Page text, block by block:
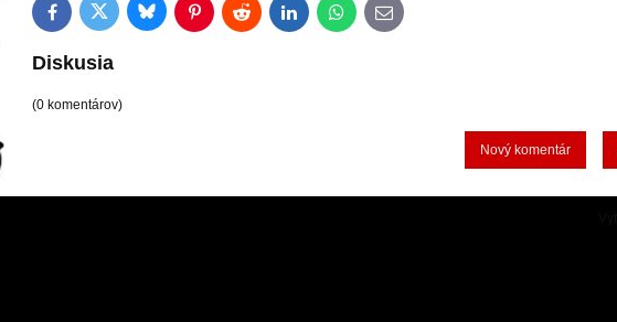
FacebookTwitter Bluesky PinterestReddit LinkedIn WhatsAppE-
mail
Diskusia
(0 komentárov)
Nový komentár